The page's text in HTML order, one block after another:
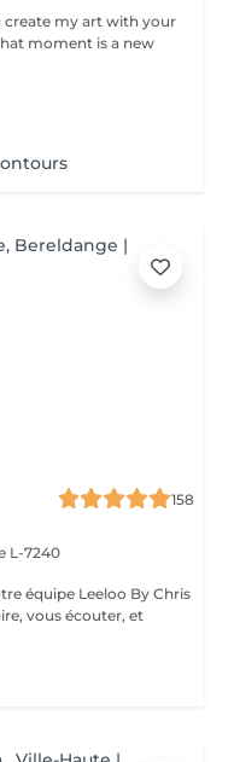
create my art with your
moment is a new
158
L-7240
équipe Leeloo By Chris
vous écouter, et